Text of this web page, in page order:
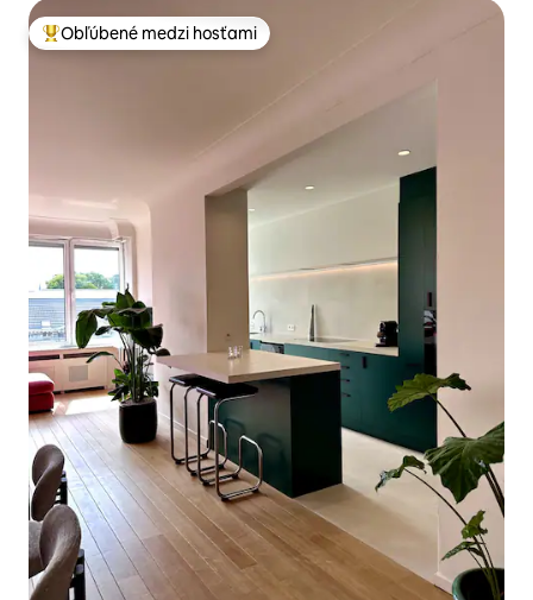
Najobľúbenejšie medzi hosťami
Obľúbené medzi hosťami